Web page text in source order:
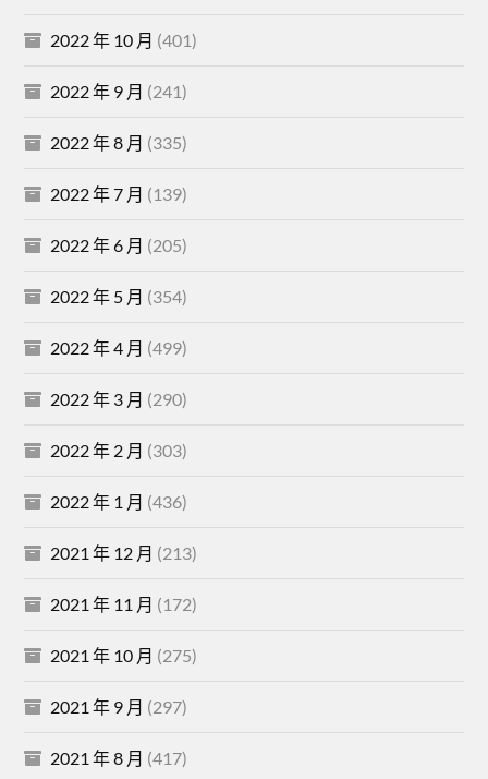
2022 年 10 月 (401)
2022 年 9 月 (241)
2022 年 8 月 (335)
2022 年 7 月 (139)
2022 年 6 月 (205)
2022 年 5 月 (354)
2022 年 4 月 (499)
2022 年 3 月 (290)
2022 年 2 月 (303)
2022 年 1 月 (436)
2021 年 12 月 (213)
2021 年 11 月 (172)
2021 年 10 月 (275)
2021 年 9 月 (297)
2021 年 8 月 (417)